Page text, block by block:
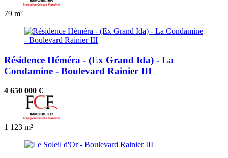
79 m²
Résidence Héméra - (Ex Grand Ida) - La
Condamine - Boulevard Rainier III
4 650 000 €
1 123 m²